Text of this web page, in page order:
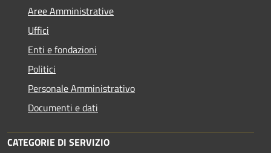
Aree Amministrative
Uffici
Enti e fondazioni
Politici
Personale Amministrativo
Documenti e dati
CATEGORIE DI SERVIZIO